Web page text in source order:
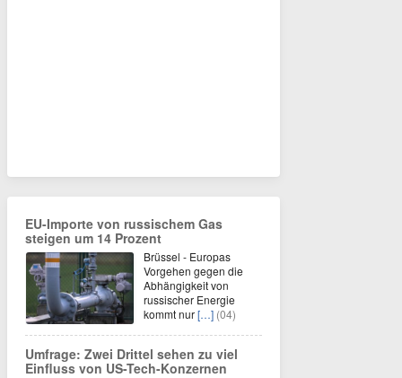
EU-Importe von russischem Gas
steigen um 14 Prozent
Brüssel - Europas
Vorgehen gegen die
Abhängigkeit von
russischer Energie
kommt nur[…] (04)
Umfrage: Zwei Drittel sehen zu viel
Einfluss von US-Tech-Konzernen